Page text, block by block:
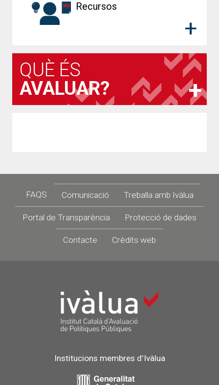
Recursos
QUÈ ÉS
AVALUAR?
Footer
FAQS Comunicació Treballa amb Ivàlua
Portal de Transparència Protecció de dades
Contacte Crèdits web
Institucions membres d'Ivàlua